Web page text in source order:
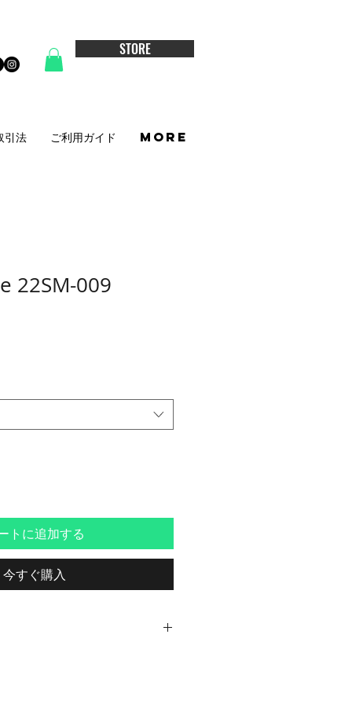
STORE
引法 ご利用ガイド More
22SM-009
トに追加する
今すぐ購入